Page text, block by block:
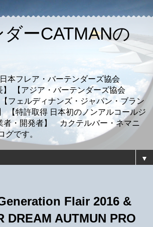
ーCATMANの
本フレア・バーテンダーズ協会
】 【アジア・バーテンダーズ協会
フェルディナンズ・ジャパン・ブラン
【特許取得 日本初のノンアルコールジ
者・開発者】 カクテルバー・ネマニ
グです。
▼
Flair 2016 &
DREAM AUTMUN PRO